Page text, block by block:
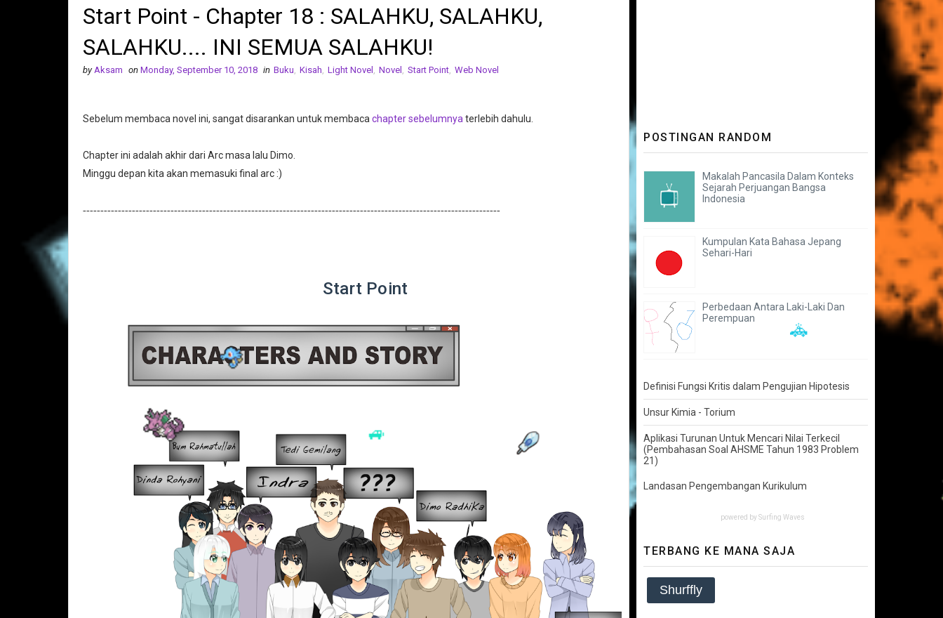
Start Point - Chapter 18 : SALAHKU, SALAHKU,
SALAHKU.... INI SEMUA SALAHKU!
by Aksam on Monday, September 10, 2018 in Buku, Kisah, Light Novel , Novel , Start Point, Web Novel
Sebelum membaca novel ini, sangat disarankan untuk membaca chapter sebelumnya terlebih dahulu.
Chapter ini adalah akhir dari Arc masa lalu Dimo.
Minggu depan kita akan memasuki final arc :)
-----------------------------------------------------------------------------------------------------------------------
Start Point
POSTINGAN RANDOM
Makalah Pancasila Dalam Konteks
Sejarah Perjuangan Bangsa
Indonesia
Kumpulan Kata Bahasa Jepang
Sehari-Hari
Perbedaan Antara Laki-Laki Dan
Perempuan
Definisi Fungsi Kritis dalam Pengujian Hipotesis
Unsur Kimia - Torium
Aplikasi Turunan Untuk Mencari Nilai Terkecil
(Pembahasan Soal AHSME Tahun 1983 Problem
21)
Landasan Pengembangan Kurikulum
powered by Surfing Waves
TERBANG KE MANA SAJA
Shurffly
🚙
🚓